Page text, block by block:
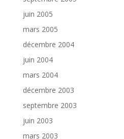
juin 2005
mars 2005
décembre 2004
juin 2004
mars 2004
décembre 2003
septembre 2003
juin 2003
mars 2003